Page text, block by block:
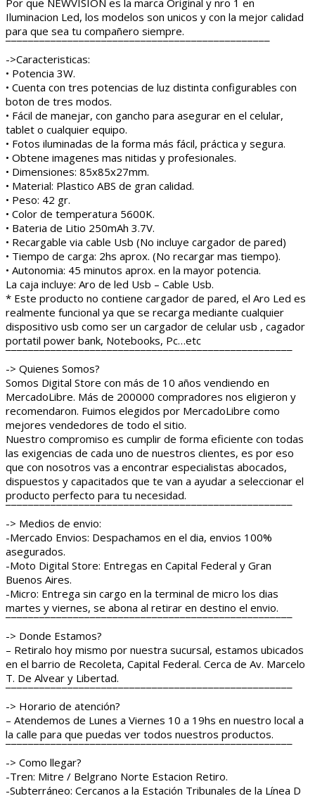
Iluminacion Led, los modelos son unicos y con la mejor calidad
para que sea tu compañero siempre.
¯¯¯¯¯¯¯¯¯¯¯¯¯¯¯¯¯¯¯¯¯¯¯¯¯¯¯¯¯¯¯¯¯¯¯¯¯¯¯¯¯¯¯¯¯¯¯
->Caracteristicas:
• Potencia 3W.
• Cuenta con tres potencias de luz distinta configurables con
boton de tres modos.
• Fácil de manejar, con gancho para asegurar en el celular,
tablet o cualquier equipo.
• Fotos iluminadas de la forma más fácil, práctica y segura.
• Obtene imagenes mas nitidas y profesionales.
• Dimensiones: 85x85x27mm.
• Material: Plastico ABS de gran calidad.
• Peso: 42 gr.
• Color de temperatura 5600K.
• Bateria de Litio 250mAh 3.7V.
• Recargable via cable Usb (No incluye cargador de pared)
• Tiempo de carga: 2hs aprox. (No recargar mas tiempo).
• Autonomia: 45 minutos aprox. en la mayor potencia.
La caja incluye: Aro de led Usb – Cable Usb.
* Este producto no contiene cargador de pared, el Aro Led es
realmente funcional ya que se recarga mediante cualquier
dispositivo usb como ser un cargador de celular usb , cagador
portatil power bank, Notebooks, Pc…etc
¯¯¯¯¯¯¯¯¯¯¯¯¯¯¯¯¯¯¯¯¯¯¯¯¯¯¯¯¯¯¯¯¯¯¯¯¯¯¯¯¯¯¯¯¯¯¯¯¯¯¯
-> Quienes Somos?
Somos Digital Store con más de 10 años vendiendo en
MercadoLibre. Más de 200000 compradores nos eligieron y
recomendaron. Fuimos elegidos por MercadoLibre como
mejores vendedores de todo el sitio.
Nuestro compromiso es cumplir de forma eficiente con todas
las exigencias de cada uno de nuestros clientes, es por eso
que con nosotros vas a encontrar especialistas abocados,
dispuestos y capacitados que te van a ayudar a seleccionar el
producto perfecto para tu necesidad.
¯¯¯¯¯¯¯¯¯¯¯¯¯¯¯¯¯¯¯¯¯¯¯¯¯¯¯¯¯¯¯¯¯¯¯¯¯¯¯¯¯¯¯¯¯¯¯¯¯¯¯
-> Medios de envio:
-Mercado Envios: Despachamos en el dia, envios 100%
asegurados.
-Moto Digital Store: Entregas en Capital Federal y Gran
Buenos Aires.
-Micro: Entrega sin cargo en la terminal de micro los dias
martes y viernes, se abona al retirar en destino el envio.
¯¯¯¯¯¯¯¯¯¯¯¯¯¯¯¯¯¯¯¯¯¯¯¯¯¯¯¯¯¯¯¯¯¯¯¯¯¯¯¯¯¯¯¯¯¯¯¯¯¯¯
-> Donde Estamos?
– Retiralo hoy mismo por nuestra sucursal, estamos ubicados
en el barrio de Recoleta, Capital Federal. Cerca de Av. Marcelo
T. De Alvear y Libertad.
¯¯¯¯¯¯¯¯¯¯¯¯¯¯¯¯¯¯¯¯¯¯¯¯¯¯¯¯¯¯¯¯¯¯¯¯¯¯¯¯¯¯¯¯¯¯¯¯¯¯¯
-> Horario de atención?
– Atendemos de Lunes a Viernes 10 a 19hs en nuestro local a
la calle para que puedas ver todos nuestros productos.
¯¯¯¯¯¯¯¯¯¯¯¯¯¯¯¯¯¯¯¯¯¯¯¯¯¯¯¯¯¯¯¯¯¯¯¯¯¯¯¯¯¯¯¯¯¯¯¯¯¯¯
-> Como llegar?
-Tren: Mitre / Belgrano Norte Estacion Retiro.
-Subterráneo: Cercanos a la Estación Tribunales de la Línea D